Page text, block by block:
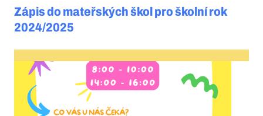
Zápis do mateřských škol pro školní rok
2024/2025